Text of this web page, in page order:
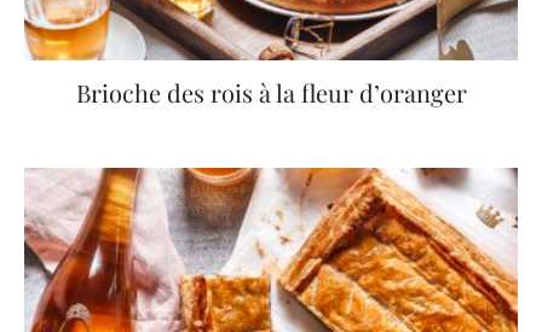
Brioche des rois à la fleur d’oranger